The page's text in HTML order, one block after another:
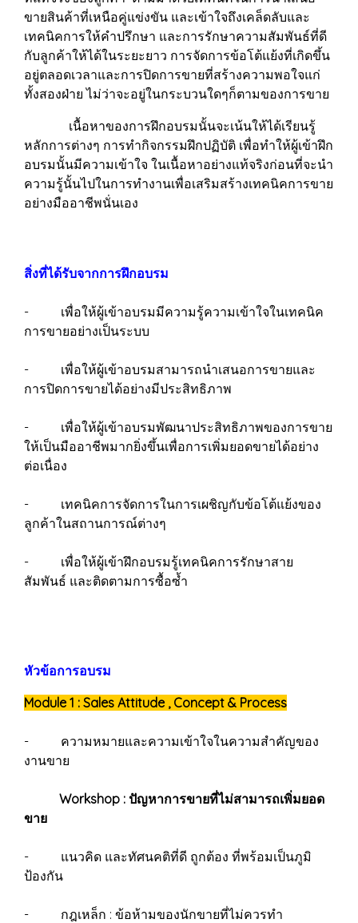
ขายสินค้าที่เหนือคู่แข่งขัน และเข้าใจถึงเคล็ดลับและ
เทคนิคการให้คำปรึกษา และการรักษาความสัมพันธ์ที่ดี
กับลูกค้าให้ได้ในระยะยาว การจัดการข้อโต้แย้งที่เกิดขึ้น
อยู่ตลอดเวลาและการปิดการขายที่สร้างความพอใจแก่
ทั้งสองฝ่าย ไม่ว่าจะอยู่ในกระบวนใดๆก็ตามของการขาย
เนื้อหาของการฝึกอบรมนั้นจะเน้นให้ได้เรียนรู้
หลักการต่างๆ การทำกิจกรรมฝึกปฏิบัติ เพื่อทำให้ผู้เข้าฝึก
อบรมนั้นมีความเข้าใจ ในเนื้อหาอย่างแท้จริงก่อนที่จะนำ
ความรู้นั้นไปในการทำงานเพื่อเสริมสร้างเทคนิคการขาย
อย่างมืออาชีพนั่นเอง
สิ่งที่ได้รับจากการฝึกอบรม
- เพื่อให้ผู้เข้าอบรมมีความรู้ความเข้าใจในเทคนิค
การขายอย่างเป็นระบบ
- เพื่อให้ผู้เข้าอบรมสามารถนำเสนอการขายและ
การปิดการขายได้อย่างมีประสิทธิภาพ
- เพื่อให้ผู้เข้าอบรมพัฒนาประสิทธิภาพของการขาย
ให้เป็นมืออาชีพมากยิ่งขึ้นเพื่อการเพิ่มยอดขายได้อย่าง
ต่อเนื่อง
- เทคนิคการจัดการในการเผชิญกับข้อโต้แย้งของ
ลูกค้าในสถานการณ์ต่างๆ
- เพื่อให้ผู้เข้าฝึกอบรมรู้เทคนิคการรักษาสาย
สัมพันธ์ และติดตามการซื้อซ้ำ
หัวข้อการอบรม
Module 1 : Sales Attitude , Concept & Process
- ความหมายและความเข้าใจในความสำคัญของ
งานขาย
Workshop : ปัญหาการขายที่ไม่สามารถเพิ่มยอด
ขาย
- แนวคิด และทัศนคติที่ดี ถูกต้อง ที่พร้อมเป็นภูมิ
ป้องกัน
- กฎเหล็ก : ข้อห้ามของนักขายที่ไม่ควรทำ